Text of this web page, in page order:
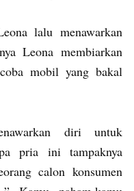
lalu menawarkan
Leona membiarkan
mobil yang bakal
diri untuk
pria ini tampaknya
calon konsumen